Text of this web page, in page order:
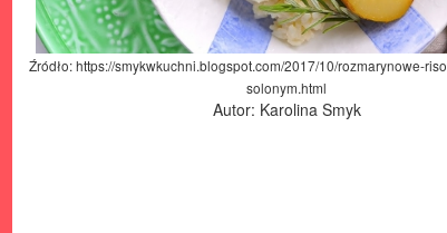
Źródło: https://smykwkuchni.blogspot.com/2017/10/rozmarynowe-
solonym.html
Autor: Karolina Smyk